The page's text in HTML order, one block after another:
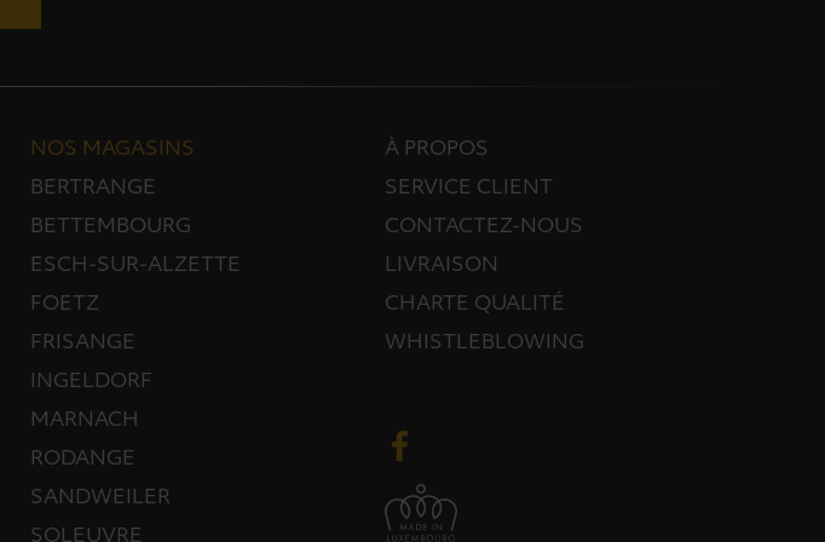
NOS MAGASINS
BERTRANGE
BETTEMBOURG
ESCH-SUR-ALZETTE
FOETZ
FRISANGE
INGELDORF
MARNACH
RODANGE
SANDWEILER
SOLEUVRE
À PROPOS
SERVICE CLIENT
CONTACTEZ-NOUS
LIVRAISON
CHARTE QUALITÉ
WHISTLEBLOWING